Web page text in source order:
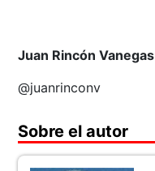
Juan Rincón Vanegas
@juanrinconv
Sobre el autor